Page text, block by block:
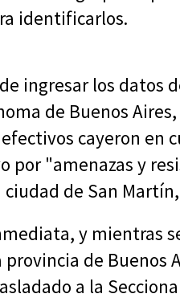
identificarlos.
ingresar los datos
de Buenos
cayeron en
por "amenazas y
de San
y mientras
provincia de Buenos
a la